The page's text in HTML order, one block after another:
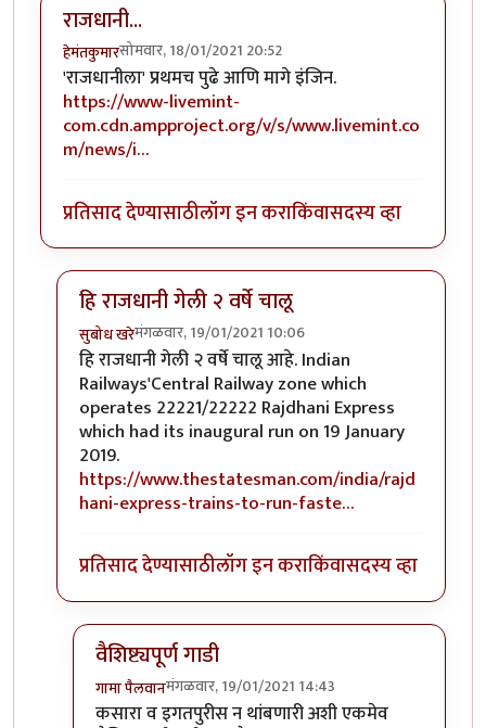
राजधानी...
हेमंतकुमारसोमवार, 18/01/2021 20:52
'राजधानीला' प्रथमच पुढे आणि मागे इंजिन.
https://www-livemint-
com.cdn.ampproject.org/v/s/www.livemint.co
m/news/i…
प्रतिसाद देण्यासाठीलॉग इन कराकिंवासदस्य व्हा
हि राजधानी गेली २ वर्षे चालू
सुबोध खरेमंगळवार, 19/01/2021 10:06
In reply toराजधानी...byहेमंतकुमार
हि राजधानी गेली २ वर्षे चालू आहे. Indian
Railways'Central Railway zone which
operates 22221/22222 Rajdhani Express
which had its inaugural run on 19 January
2019.
https://www.thestatesman.com/india/rajd
hani-express-trains-to-run-faste…
प्रतिसाद देण्यासाठीलॉग इन कराकिंवासदस्य व्हा
वैशिष्ट्यपूर्ण गाडी
गामा पैलवानमंगळवार, 19/01/2021 14:43
In reply toहि राजधानी गेली २ वर्षे चालूby
कसारा व इगतपुरीस न थांबणारी अशी एकमेव